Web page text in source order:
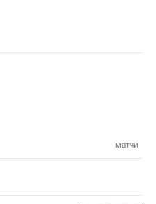
матчи